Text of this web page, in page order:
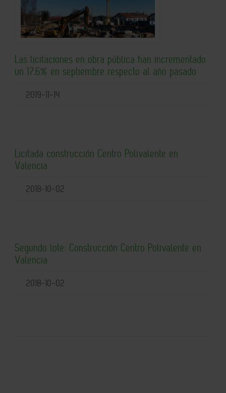
Las licitaciones en obra pública han incrementado
un 17,6% en septiembre respecto al año pasado
2019-11-14
Licitada construcción Centro Polivalente en
Valencia
2018-10-02
Segundo lote: Construcción Centro Polivalente en
Valencia
2018-10-02